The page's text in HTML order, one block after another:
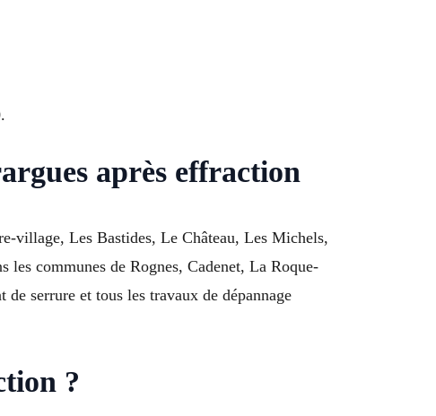
après effraction
village, Les Bastides, Le Château, Les Michels,
les communes de Rognes, Cadenet, La Roque-
serrure et tous les travaux de dépannage
?